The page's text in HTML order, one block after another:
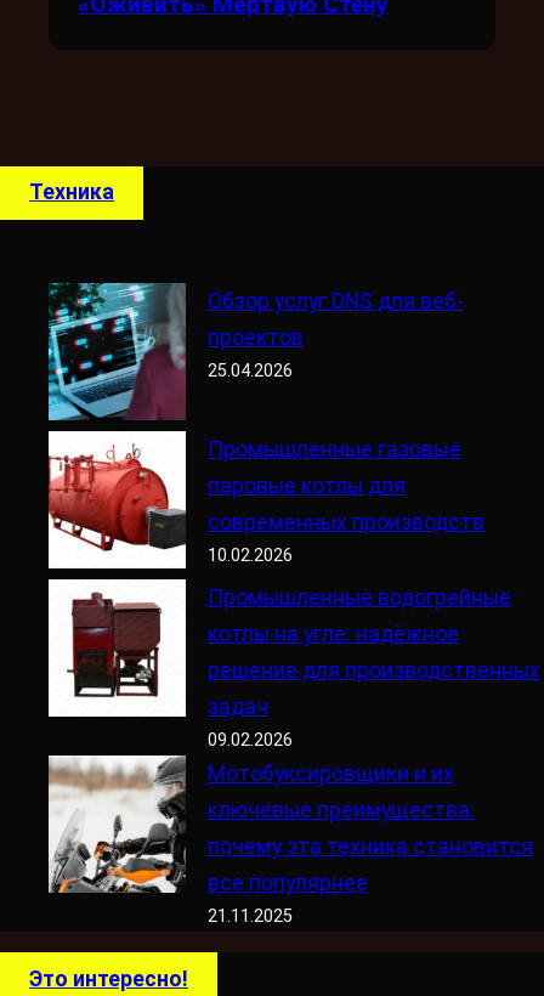
Техника
Обзор услуг DNS для веб-
проектов
25.04.2026
Промышленные газовые
паровые котлы для
современных производств
10.02.2026
Промышленные водогрейные
котлы на угле: надёжное
решение для производственных
задач
09.02.2026
Мотобуксировщики и их
ключевые преимущества:
почему эта техника становится
все популярнее
21.11.2025
Это интересно!